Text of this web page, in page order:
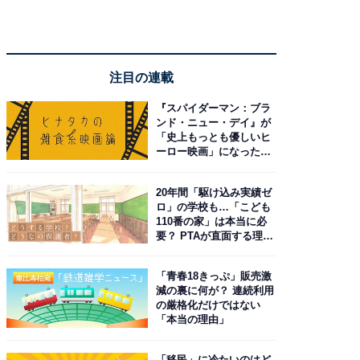
注目の連載
『スパイダーマン：ブラ
ンド・ニュー・デイ』が
「史上もっとも優しいヒ
ーロー映画」になった理
20年間「駆け込み実績ゼ
ロ」の学校も…「こども
110番の家」は本当に必
要？ PTAが直面する理想
「青春18きっぷ」販売激
減の裏に何が？ 連続利用
の厳格化だけではない
「本当の理由」